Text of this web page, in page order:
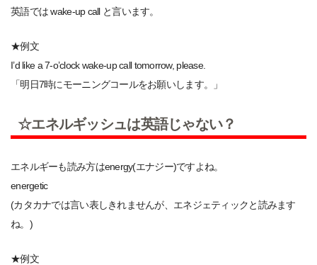
英語では wake-up call と言います。
★例文
I’d like a 7-o’clock wake-up call tomorrow, please.
「明日7時にモーニングコールをお願いします。」
☆エネルギッシュは英語じゃない？
エネルギーも読み方はenergy(エナジー)ですよね。
energetic
(カタカナでは言い表しきれませんが、エネジェティックと読みます
ね。)
★例文